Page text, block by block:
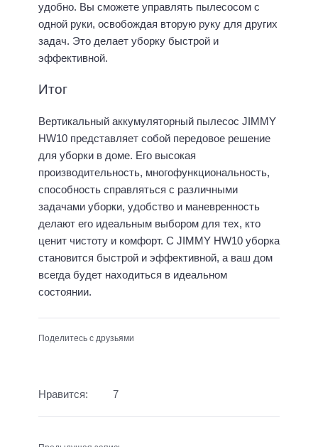
удобно. Вы сможете управлять пылесосом с
одной руки, освобождая вторую руку для других
задач. Это делает уборку быстрой и
эффективной.
Итог
Вертикальный аккумуляторный пылесос JIMMY
HW10 представляет собой передовое решение
для уборки в доме. Его высокая
производительность, многофункциональность,
способность справляться с различными
задачами уборки, удобство и маневренность
делают его идеальным выбором для тех, кто
ценит чистоту и комфорт. С JIMMY HW10 уборка
становится быстрой и эффективной, а ваш дом
всегда будет находиться в идеальном
состоянии.
Поделитесь с друзьями
Нравится: 7